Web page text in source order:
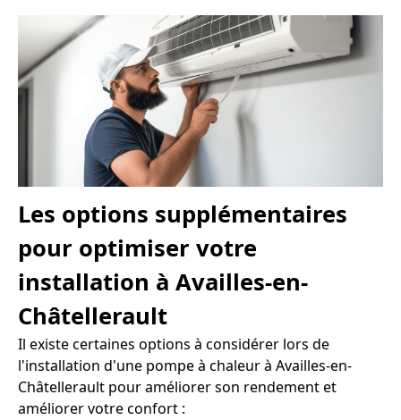
Les options supplémentaires
pour optimiser votre
installation à Availles-en-
Châtellerault
Il existe certaines options à considérer lors de
l'installation d'une pompe à chaleur à Availles-en-
Châtellerault pour améliorer son rendement et
améliorer votre confort :